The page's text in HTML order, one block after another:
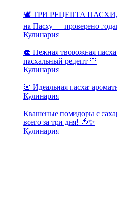
🕊️ ТРИ РЕЦЕПТА ПАСХИ,
на Пасху — проверено
Кулинария
🧁 Нежная творожная
пасхальный рецепт 💛
Кулинария
🌸 Идеальная пасха:
Кулинария
Квашеные помидоры с
всего за три дня! 🍅✨
Кулинария